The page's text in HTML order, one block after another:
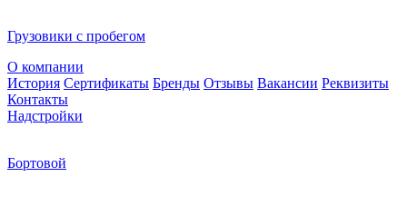
Грузовики с пробегом
О компании
История Сертификаты Бренды Отзывы Вакансии Реквизиты
Контакты
Надстройки
Бортовой